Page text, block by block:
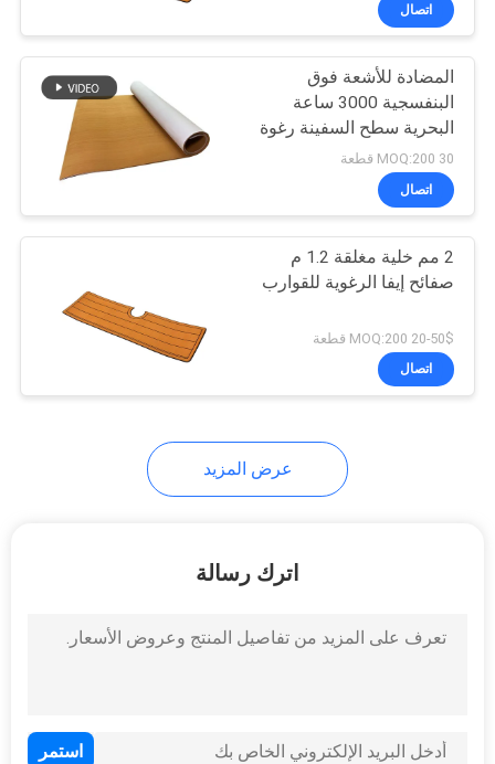
اتصال
المضادة للأشعة فوق
البنفسجية 3000 ساعة
البحرية سطح السفينة رغوة
إيفا التزيين ورقة قارب
الأرضيات سطح البحر
30 MOQ:200 قطعة
اتصال
2 مم خلية مغلقة 1.2 م
صفائح إيفا الرغوية للقوارب
20-50$ MOQ:200 قطعة
اتصال
عرض المزيد
اترك رسالة